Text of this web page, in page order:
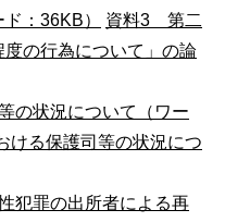
：36KB）
資料3 第二
の行為について」の論
の状況について（ワー
る保護司等の状況につ
犯罪の出所者による再